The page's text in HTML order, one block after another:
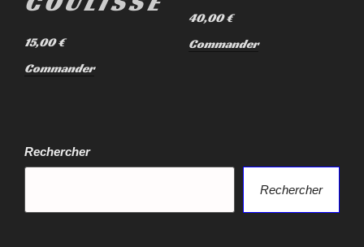
15,00€
Commander
40,00€
Commander
Rechercher
Rechercher